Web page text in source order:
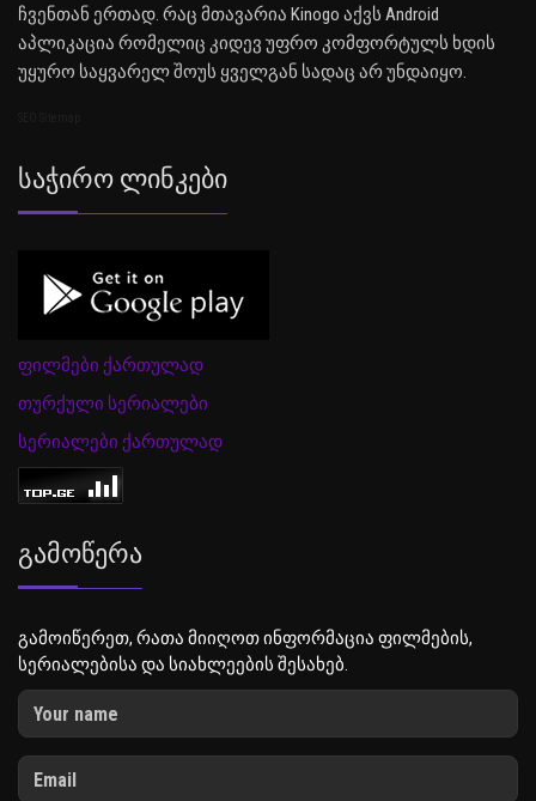
ჩვენთან ერთად. რაც მთავარია Kinogo აქვს Android
აპლიკაცია რომელიც კიდევ უფრო კომფორტულს ხდის
უყურო საყვარელ შოუს ყველგან სადაც არ უნდაიყო.
Საჭირო Ლინკები
ფილმები ქართულად
თურქული სერიალები
სერიალები ქართულად
Გამოწერა
გამოიწერეთ, რათა მიიღოთ ინფორმაცია ფილმების,
სერიალებისა და სიახლეების შესახებ.